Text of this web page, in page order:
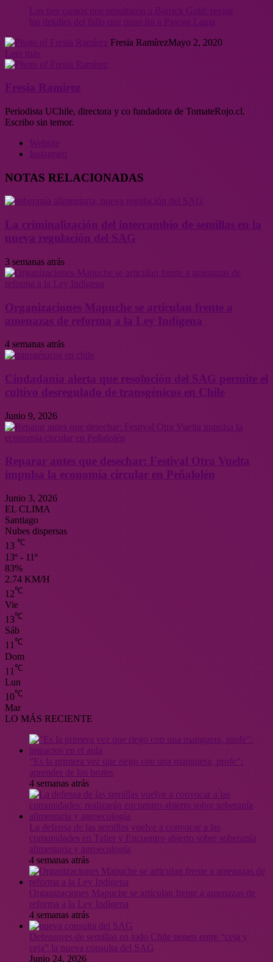
Fresia RamírezMayo 2, 2020
Periodista UChile, directora y co fundadora de TomateRojo.cl.
Escribo sin temor.
Website
NOTAS RELACIONADAS
La criminalización del intercambio de semillas en la
nueva regulación del SAG
3 semanas atrás
Organizaciones Mapuche se articulan frente a
amenazas de reforma a la Ley Indígena
4 semanas atrás
Ciudadanía alerta que resolución del SAG permite el
cultivo desregulado de transgénicos en Chile
Junio 9, 2026
Reparar antes que desechar: Festival Otra Vuelta
impulsa la economía circular en Peñalolén
Junio 3, 2026
EL CLIMA
Santiago
Nubes dispersas
13 ℃
13º - 11º
83%
2.74 KM/H
12℃
Vie
13℃
Sáb
11℃
Dom
11 ℃
Lun
10℃
Mar
LO MÁS RECIENTE
“Es la primera vez que riego con una manguera, profe”:
aprender de los brotes
4 semanas atrás
La defensa de las semillas vuelve a convocar a las
comunidades en Taller y Encuentro abierto sobre soberanía
alimentaria y agroecología
4 semanas atrás
Organizaciones Mapuche se articulan frente a amenazas de
reforma a la Ley Indígena
4 semanas atrás
Defensores de semillas en todo Chile tienen entre “ceja y
ceja” la nueva consulta del SAG
Junio 24, 2026